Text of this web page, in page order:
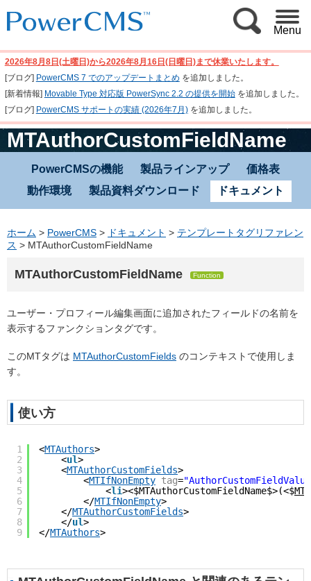
Menu
2026年8月8日(土曜日)から2026年8月16日(日曜日)まで休業いたします。
[ブログ] PowerCMS 7 でのアップデートまとめ を追加しました。
[新着情報] Movable Type 対応版 PowerSync 2.2 の提供を開始を追加しました。
[ブログ] PowerCMS サポートの実績 (2026年7月)を追加しました。
MTAuthorCustomFieldName
PowerCMSの機能 製品ラインアップ
価格表
動作環境
製品資料ダウンロード ドキュメント
ホーム > PowerCMS > ドキュメント > テンプレートタグリファレン
ス > MTAuthorCustomFieldName
MTAuthorCustomFieldName Function
ユーザー・プロフィール編集画面に追加されたフィールドの名前を
表示するファンクションタグです。
このMTタグは MTAuthorCustomFields のコンテキストで使用しま
す。
使い方
1
2
3
4
5
6
7
8
9
<MTAuthors>
<ul>
<MTAuthorCustomFields>
<MTIfNonEmpty tag=
<li><$MTAuthorCustomFieldName$>(<$
</MTIfNonEmpty>
</MTAuthorCustomFields>
</ul>
</MTAuthors>